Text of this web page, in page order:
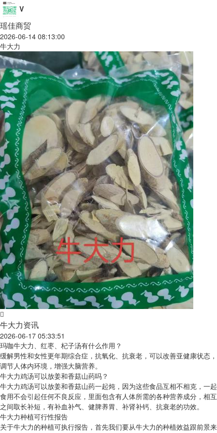
V
瑶佳商贸
2026-06-14 08:13:00
牛大力
牛大力资讯
2026-06-17 05:33:51
玛咖牛大力、红枣、杞子汤有什么作用？
缓解男性和女性更年期综合症，抗氧化、抗衰老，可以改善亚健康状态，
调节人体内环境，增强大脑营养。
牛大力鸡汤可以放姜和香菇山药吗？
牛大力鸡汤可以放姜和香菇山药一起炖，因为这些食品互相不相克，一起
食用不会引起任何不良反应，里面包含有人体所需的各种营养成分，相互
之间取长补短，有补血补气、健脾养胃、补肾补钙、抗衰老的功效。
牛大力种植可行性报告
关于牛大力的种植可执行报告，首先我们要从牛大力的种植效益跟前景来